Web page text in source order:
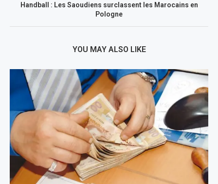
Handball : Les Saoudiens surclassent les Marocains en
Pologne
YOU MAY ALSO LIKE